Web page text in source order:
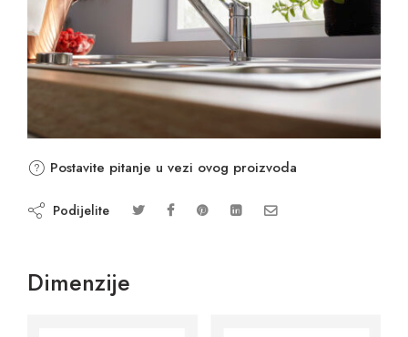
Postavite pitanje u vezi ovog proizvoda
Podijelite
Dimenzije